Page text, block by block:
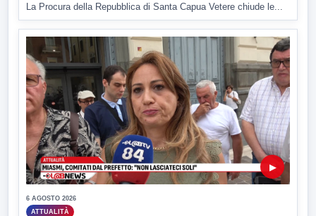
La Procura della Repubblica di Santa Capua Vetere chiude le...
▶
6 AGOSTO 2026
ATTUALITÀ